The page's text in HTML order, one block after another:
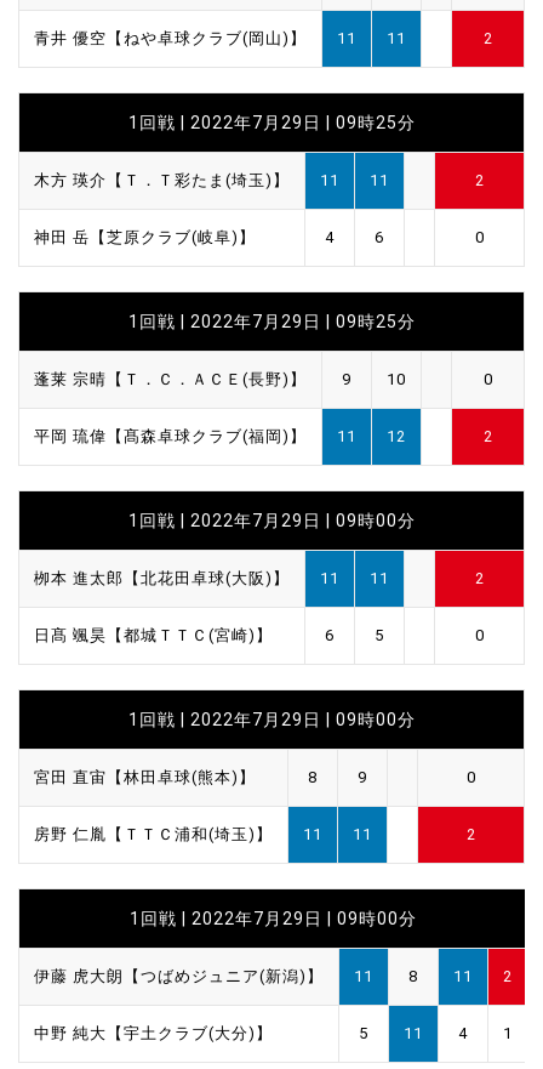
青井 優空【ねや卓球クラブ(岡山)】 11 11 2
1回戦 | 2022年7月29日 | 09時25分
木方 瑛介【Ｔ．Ｔ彩たま(埼玉)】 11 11 2
神田 岳【芝原クラブ(岐阜)】 4 6 0
1回戦 | 2022年7月29日 | 09時25分
蓬莱 宗晴【Ｔ．Ｃ．ＡＣＥ(長野)】 9 10 0
平岡 琉偉【髙森卓球クラブ(福岡)】 11 12 2
1回戦 | 2022年7月29日 | 09時00分
栁本 進太郎【北花田卓球(大阪)】 11 11 2
日髙 颯昊【都城ＴＴＣ(宮崎)】 6 5 0
1回戦 | 2022年7月29日 | 09時00分
宮田 直宙【林田卓球(熊本)】 8 9 0
房野 仁胤【ＴＴＣ浦和(埼玉)】 11 11 2
1回戦 | 2022年7月29日 | 09時00分
伊藤 虎大朗【つばめジュニア(新潟)】 11 8 11 2
中野 純大【宇土クラブ(大分)】 5 11 4 1